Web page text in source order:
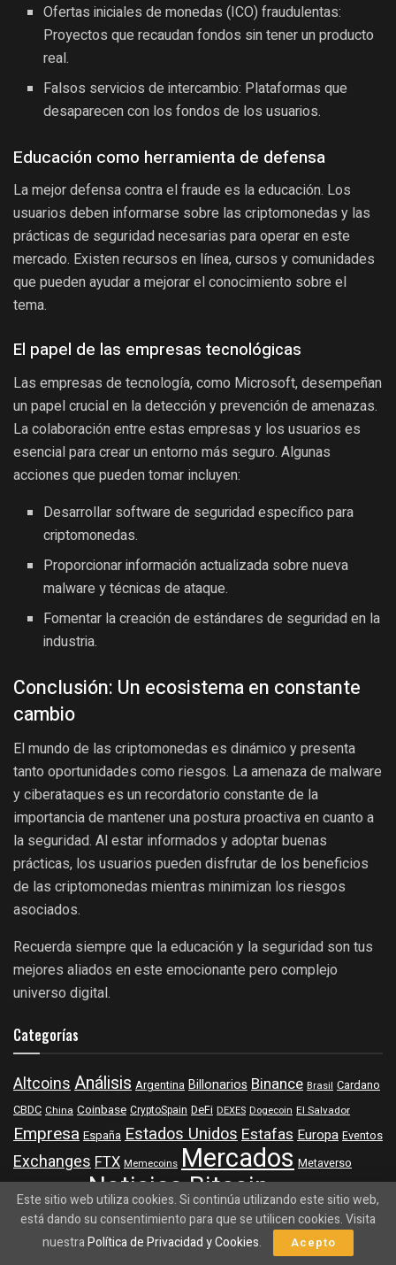
Ofertas iniciales de monedas (ICO) fraudulentas:
Proyectos que recaudan fondos sin tener un producto
real.
Falsos servicios de intercambio: Plataformas que
desaparecen con los fondos de los usuarios.
Educación como herramienta de defensa
La mejor defensa contra el fraude es la educación. Los
usuarios deben informarse sobre las criptomonedas y las
prácticas de seguridad necesarias para operar en este
mercado. Existen recursos en línea, cursos y comunidades
que pueden ayudar a mejorar el conocimiento sobre el
tema.
El papel de las empresas tecnológicas
Las empresas de tecnología, como Microsoft, desempeñan
un papel crucial en la detección y prevención de amenazas.
La colaboración entre estas empresas y los usuarios es
esencial para crear un entorno más seguro. Algunas
acciones que pueden tomar incluyen:
Desarrollar software de seguridad específico para
criptomonedas.
Proporcionar información actualizada sobre nueva
malware y técnicas de ataque.
Fomentar la creación de estándares de seguridad en la
industria.
Conclusión: Un ecosistema en constante
cambio
El mundo de las criptomonedas es dinámico y presenta
tanto oportunidades como riesgos. La amenaza de malware
y ciberataques es un recordatorio constante de la
importancia de mantener una postura proactiva en cuanto a
la seguridad. Al estar informados y adoptar buenas
prácticas, los usuarios pueden disfrutar de los beneficios
de las criptomonedas mientras minimizan los riesgos
asociados.
Recuerda siempre que la educación y la seguridad son tus
mejores aliados en este emocionante pero complejo
universo digital.
Categorías
Altcoins Análisis Argentina Billonarios Binance Brasil Cardano
CBDC China Coinbase CryptoSpain DeFi DEXES Dogecoin El Salvador
Empresa España Estados Unidos Estafas Europa Eventos
Exchanges FTX Memecoins Mercados Metaverso
MineríaNFT Noticias Bitcoin Noticias de precios
Noticias EthereumNoticias sobre
Blockchain Opinión Polygon Regulación Ripple Rusia
Este sitio web utiliza cookies. Si continúa utilizando este sitio web,
está dando su consentimiento para que se utilicen cookies. Visita
nuestraPolítica de Privacidad y Cookies. Acepto